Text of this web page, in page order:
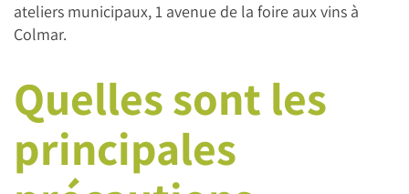
ateliers municipaux, 1 avenue de la foire aux vins à
Colmar.
Quelles sont les
principales